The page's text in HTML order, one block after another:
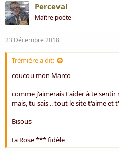
Perceval
Maître poète
23 Décembre 2018
Trémière a dit:
coucou mon Marco
comme j'aimerais t'aider à te sentir
mais, tu sais .. tout le site t'aime et
Bisous
ta Rose *** fidèle